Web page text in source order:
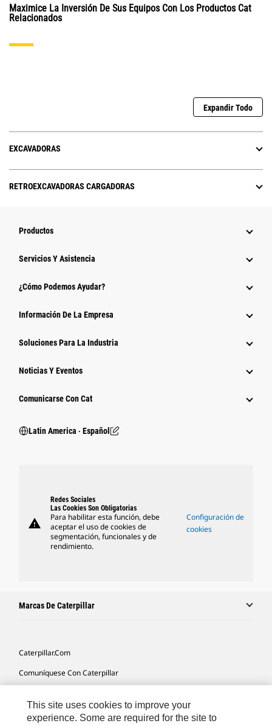
Maximice La Inversión De Sus Equipos Con Los Productos Cat
Relacionados
Expandir Todo
EXCAVADORAS
RETROEXCAVADORAS CARGADORAS
Productos
Servicios Y Asistencia
¿Cómo Podemos Ayudar?
Información De La Empresa
Soluciones Para La Industria
Noticias Y Eventos
Comunicarse Con Cat
Latin America ‧ Español
warning
Redes Sociales
Las Cookies Son Obligatorias
Para habilitar esta función, debe
aceptar el uso de cookies de
segmentación, funcionales y de
rendimiento.
Configuración de
cookies
Marcas De Caterpillar
Caterpillar.com
Comuníquese Con Caterpillar
Mapa Del Sitio
This site uses cookies to improve your
experience. Some are required for the site to